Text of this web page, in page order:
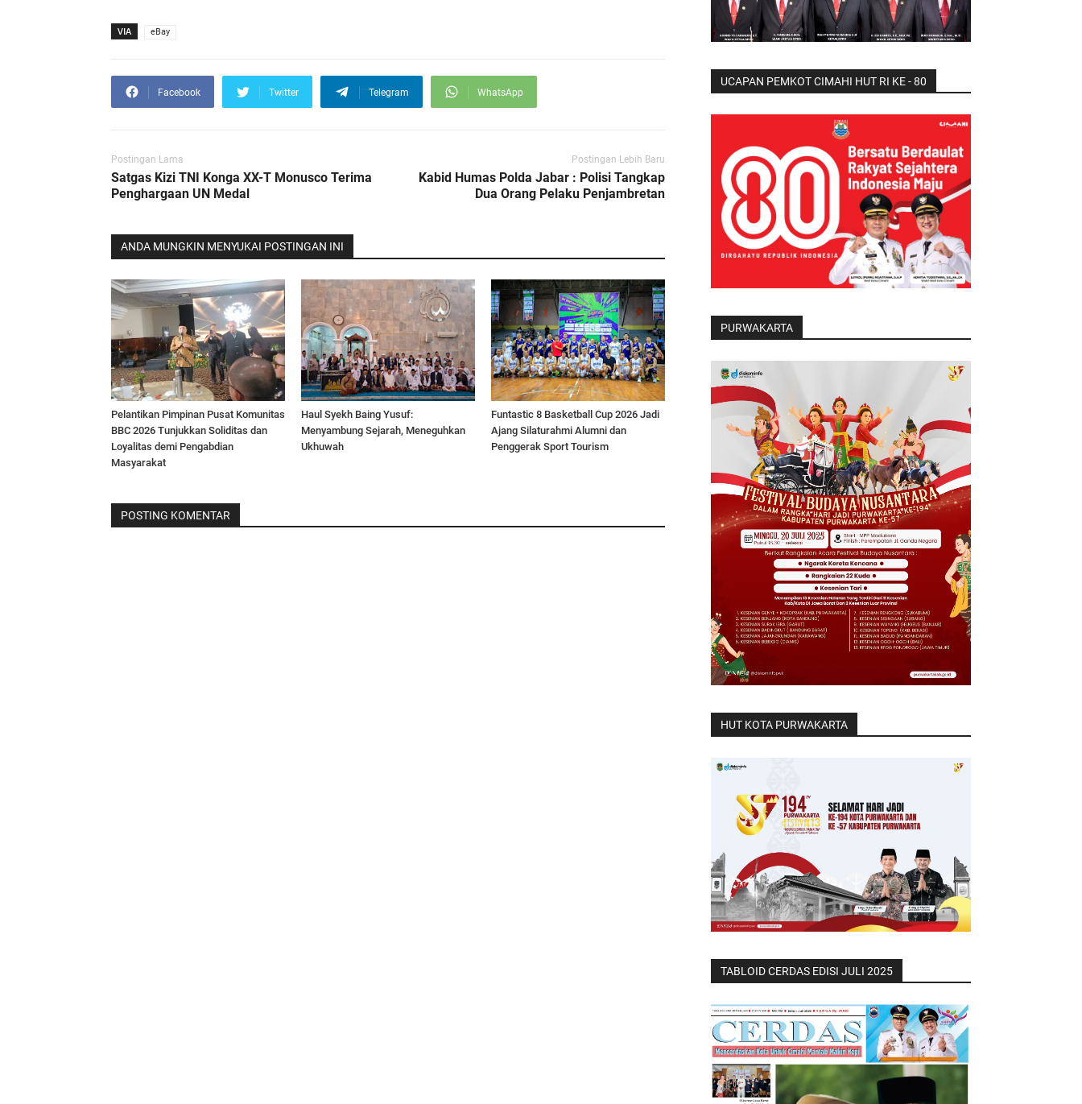
VIA eBay
Facebook Twitter Telegram WhatsApp
Postingan Lama
Satgas Kizi TNI Konga XX-T Monusco Terima
Penghargaan UN Medal
Postingan Lebih Baru
Kabid Humas Polda Jabar : Polisi Tangkap
Dua Orang Pelaku Penjambretan
ANDA MUNGKIN MENYUKAI POSTINGAN INI
Pelantikan Pimpinan Pusat Komunitas
BBC 2026 Tunjukkan Soliditas dan
Loyalitas demi Pengabdian
Masyarakat
Haul Syekh Baing Yusuf:
Menyambung Sejarah, Meneguhkan
Ukhuwah
Funtastic 8 Basketball Cup 2026 Jadi
Ajang Silaturahmi Alumni dan
Penggerak Sport Tourism
POSTING KOMENTAR
UCAPAN PEMKOT CIMAHI HUT RI KE - 80
PURWAKARTA
HUT KOTA PURWAKARTA
TABLOID CERDAS EDISI JULI 2025